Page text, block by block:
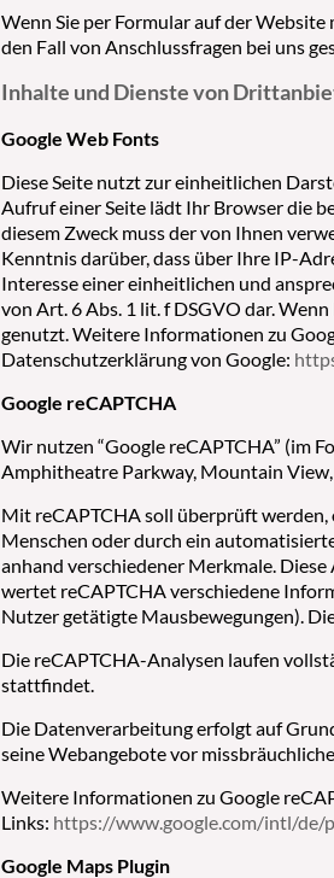
Wenn Sie per Formular auf der
den Fall von Anschlussfragen bei uns
Inhalte und Dienste von
Google Web Fonts
Diese Seite nutzt zur einheitlichen
Aufruf einer Seite lädt Ihr Browser die
diesem Zweck muss der von Ihnen
Kenntnis darüber, dass über Ihre IP-
Interesse einer einheitlichen und
von Art. 6 Abs. 1 lit. f DSGVO dar.
genutzt. Weitere Informationen zu
Datenschutzerklärung von Google:
Google reCAPTCHA
Wir nutzen “Google reCAPTCHA” (im
Amphitheatre Parkway, Mountain View,
Mit reCAPTCHA soll überprüft werden,
Menschen oder durch ein
anhand verschiedener Merkmale.
wertet reCAPTCHA verschiedene
Nutzer getätigte Mausbewegungen).
Die reCAPTCHA-Analysen laufen
stattfindet.
Die Datenverarbeitung erfolgt auf
seine Webangebote vor
Weitere Informationen zu Google
Links: https://www.google.com/intl/de/
Google Maps Plugin